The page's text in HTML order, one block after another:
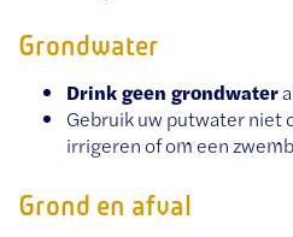
Grondwater
Drink geen grondwater
Gebruik uw putwater niet
irrigeren of om een
Grond en afval